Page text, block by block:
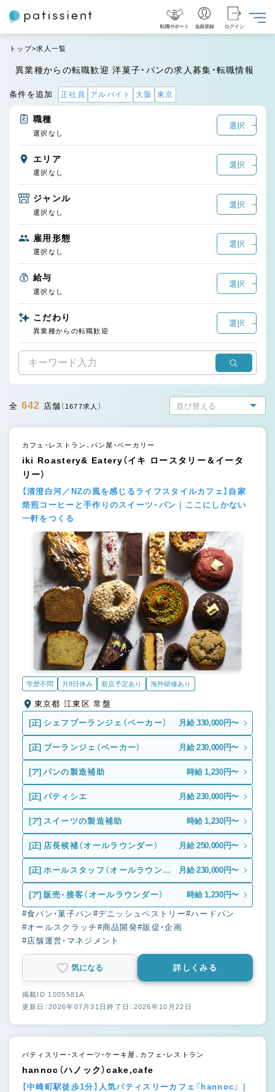
転職サポート 会員登録 ログイン
トップ 求人一覧
異業種からの転職歓迎 洋菓子・パンの求人募集・転職情報
条件を追加 正社員 アルバイト 大阪 東京
職種
選択
選択なし
エリア
選択
選択なし
ジャンル
選択
選択なし
雇用形態
選択
選択なし
給与
選択
選択なし
こだわり
選択
異業種からの転職歓迎
全 642 店舗 （1677求人）
カフェ・レストラン、パン屋・ベーカリー
iki Roastery& Eatery（イキ ロースタリー＆イータ
リー）
【清澄白河／NZの風を感じるライフスタイルカフェ】自家
焙煎コーヒーと手作りのスイーツ・パン｜ここにしかない
一軒をつくる
学歴不問 月8日休み 新店予定あり 海外研修あり
東京都 江東区 常盤
[正] シェフブーランジェ（ベーカー） 月給 330,000円〜
[正] ブーランジェ（ベーカー） 月給 230,000円〜
[ア] パンの製造補助 時給 1,230円〜
[正] パティシエ 月給 230,000円〜
[ア] スイーツの製造補助 時給 1,230円〜
[正] 店長候補（オールラウンダー） 月給 250,000円〜
[正] ホールスタッフ（オールラウンダ
ー）
月給 230,000円〜
[ア] 販売・接客（オールラウンダー） 時給 1,230円〜
#食パン・菓子パン #デニッシュペストリー#ハードパン
#オールスクラッチ #商品開発#販促・企画
#店舗運営・マネジメント
気になる 詳しくみる
掲載ID 1005581A
更新日：2026年07月31日終了日：2026年10月22日
パティスリー・スイーツ・ケーキ屋、カフェ・レストラン
hannoc（ハノック）cake,cafe
【中崎町駅徒歩1分】人気パティスリーカフェ『hannoc』｜